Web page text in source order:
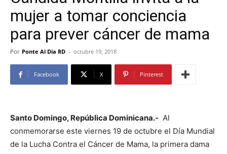
mujer a tomar conciencia
para prever cáncer de mama
Por Ponte Al Dia RD - octubre 19, 2018
Facebook X Pinterest
Santo Domingo, República Dominicana.- Al
conmemorarse este viernes 19 de octubre el Día Mundial
de la Lucha Contra el Cáncer de Mama, la primera dama